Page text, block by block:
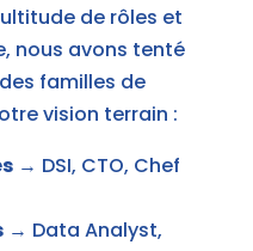
de rôles et
nous avons tenté
familles de
vision terrain :
→ DSI, CTO, Chef
→ Data Analyst,